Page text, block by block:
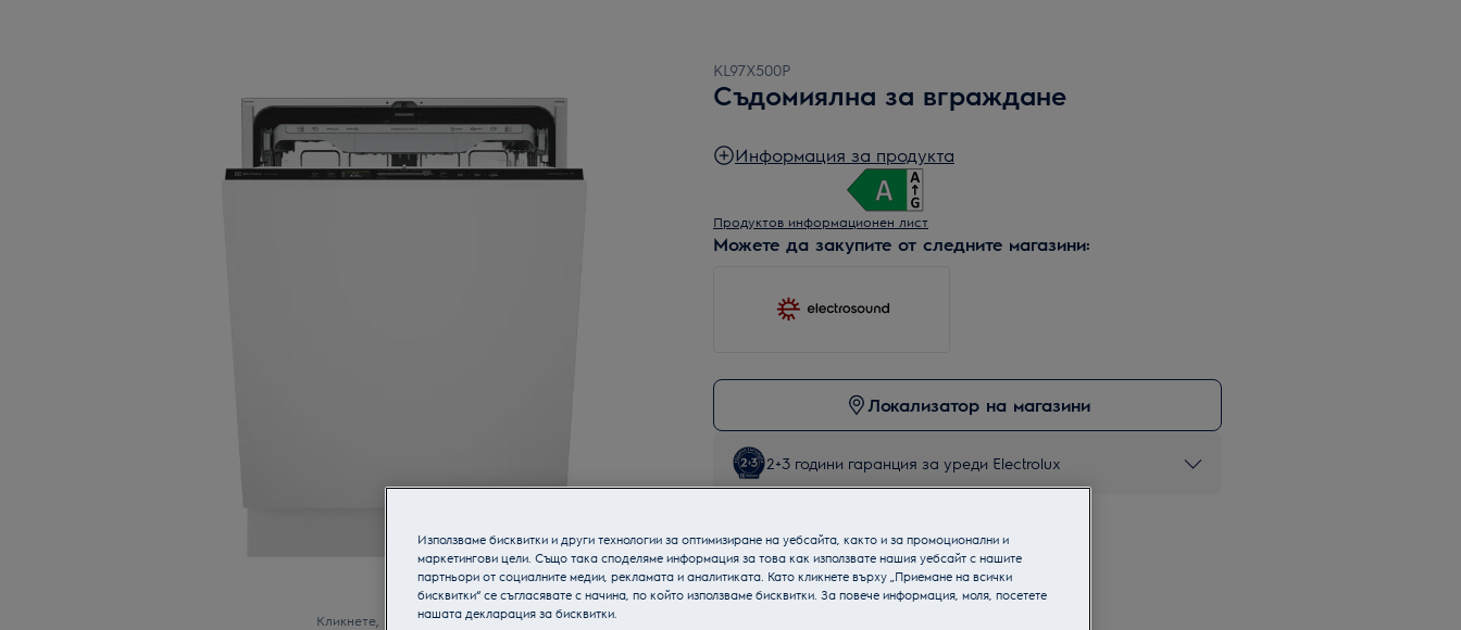
Кликнете, за да увеличите.
KL97X500P
Съдомиялна за вграждане
Информация за продукта
Продуктов информационен лист
Можете да закупите от следните магазини:
Локализатор на магазини
2+3 години гаранция за уреди Electrolux
Използваме бисквитки и други технологии за оптимизиране на уебсайта, както и за промоционални и
маркетингови цели. Също така споделяме информация за това как използвате нашия уебсайт с нашите
партньори от социалните медии, рекламата и аналитиката. Като кликнете върху „Приемане на всички
бисквитки“ се съгласявате с начина, по който използваме бисквитки. За повече информация, моля, посетете
нашата декларация за бисквитки.